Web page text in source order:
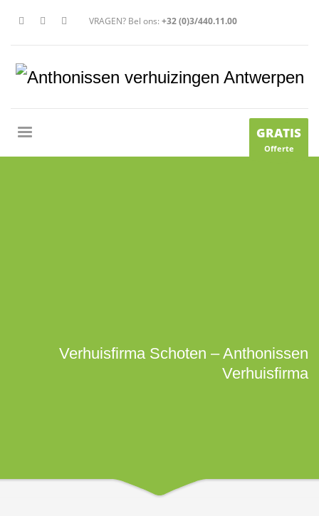
VRAGEN? Bel ons: +32 (0)3/440.11.00
GRATIS
Offerte
Verhuisfirma Schoten – Anthonissen
Verhuisfirma